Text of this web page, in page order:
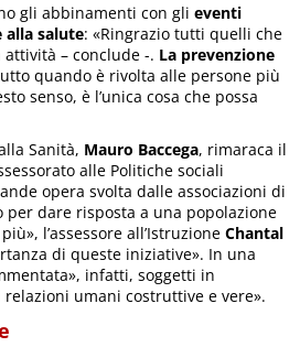
gli abbinamenti con glieventi
alla salute: «Ringrazio tutti quelli che
– conclude -. La prevenzione
quando è rivolta alle persone più
senso, è l’unica cosa che possa
Sanità, Mauro Baccega, rimaraca il
alle Politiche sociali
opera svolta dalle associazioni di
dare risposta a una popolazione
l’assessore all’IstruzioneChantal
di queste iniziative». In una
infatti, soggetti in
umani costruttive e vere».